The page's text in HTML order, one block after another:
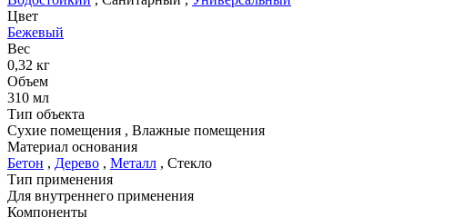
Цвет
Бежевый
Вес
0,32 кг
Объем
310 мл
Тип объекта
Сухие помещения , Влажные помещения
Материал основания
Бетон , Дерево , Металл , Стекло
Тип применения
Для внутреннего применения
Компоненты